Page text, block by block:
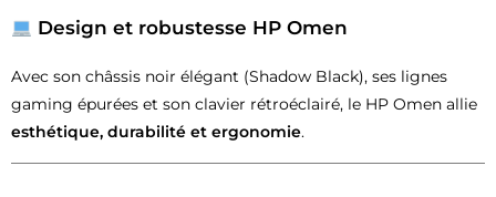
Design et robustesse HP Omen
Avec son châssis noir élégant (Shadow Black), ses lignes
gaming épurées et son clavier rétroéclairé, le HP Omen allie
esthétique, durabilité et ergonomie.